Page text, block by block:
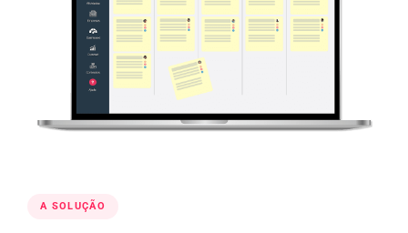
A SOLUÇÃO